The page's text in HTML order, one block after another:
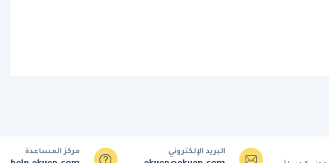
البريد الإلكتروني مركز المساعدة